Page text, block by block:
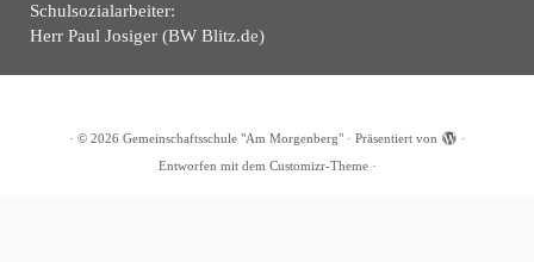
Schulsozialarbeiter:
Herr Paul Josiger (BW Blitz.de)
· © 2026 Gemeinschaftsschule "Am Morgenberg"· Präsentiert von
·
Entworfen mit dem Customizr-Theme·